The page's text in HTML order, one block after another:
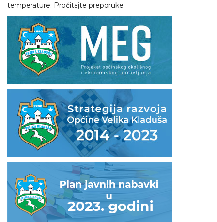
temperature: Pročitajte preporuke!